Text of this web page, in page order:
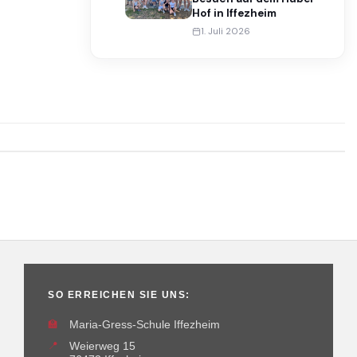
Hof in Iffezheim
1. Juli 2026
SO ERREICHEN SIE UNS:
🏫
Maria-Gress-Schule Iffezheim
📍
Weierweg 15